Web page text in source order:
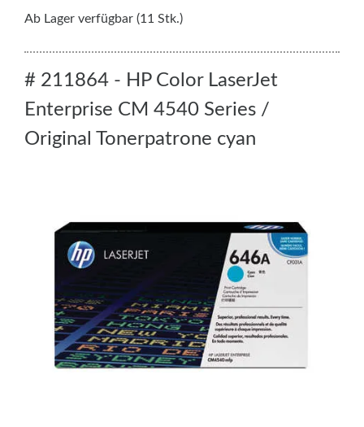
Ab Lager verfügbar (11 Stk.)
# 211864 - HP Color LaserJet
Enterprise CM 4540 Series /
Original Tonerpatrone cyan